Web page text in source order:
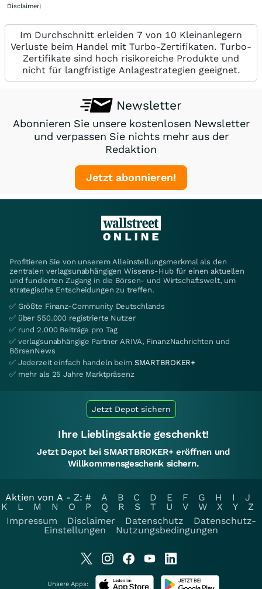
Disclaimer)
Im Durchschnitt erleiden 7 von 10 Kleinanlegern
Verluste beim Handel mit Turbo-Zertifikaten. Turbo-
Zertifikate sind hoch risikoreiche Produkte und
nicht für langfristige Anlagestrategien geeignet.
Newsletter
Abonnieren Sie unsere kostenlosen Newsletter
und verpassen Sie nichts mehr aus der
Redaktion
Jetzt abonnieren!
Profitieren Sie von unserem Alleinstellungsmerkmal als den
zentralen verlagsunabhängigen Wissens-Hub für einen aktuellen
und fundierten Zugang in die Börsen- und Wirtschaftswelt, um
strategische Entscheidungen zu treffen.
✅ Größte Finanz-Community Deutschlands
✅ über 550.000 registrierte Nutzer
✅ rund 2.000 Beiträge pro Tag
✅ verlagsunabhängige Partner ARIVA, FinanzNachrichten und
BörsenNews
✅ Jederzeit einfach handeln beim SMARTBROKER+
✅ mehr als 25 Jahre Marktpräsenz
Jetzt Depot sichern
Ihre Lieblingsaktie geschenkt!
Jetzt Depot bei SMARTBROKER+ eröffnen und
Willkommensgeschenk sichern.
Aktien von A - Z: # A B C D E F G H I
J
K
L M N O P Q R S T U V W X Y
Z
Impressum
Disclaimer Datenschutz
Datenschutz-
Einstellungen
Nutzungsbedingungen
Unsere Apps: